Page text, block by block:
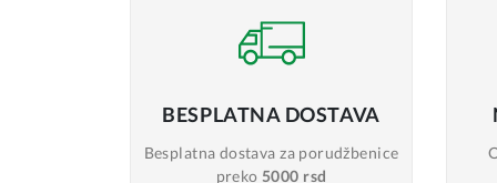
BESPLATNA DOSTAVA
Besplatna dostavaza porudžbenice
preko 5000 rsd